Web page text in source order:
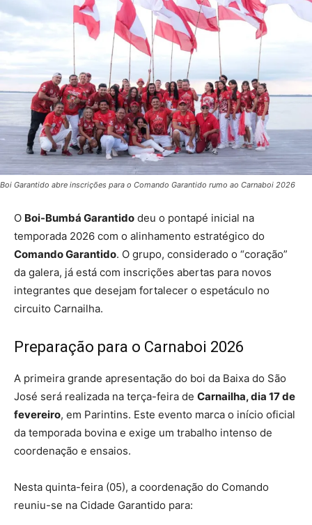
Boi Garantido abre inscrições para o Comando Garantido rumo ao Carnaboi 2026
O Boi-Bumbá Garantido deu o pontapé inicial na
temporada 2026 com o alinhamento estratégico do
Comando Garantido. O grupo, considerado o “coração”
da galera, já está com inscrições abertas para novos
integrantes que desejam fortalecer o espetáculo no
circuito Carnailha.
Preparação para o Carnaboi 2026
A primeira grande apresentação do boi da Baixa do São
José será realizada na terça-feira de Carnailha, dia 17 de
fevereiro, em Parintins. Este evento marca o início oficial
da temporada bovina e exige um trabalho intenso de
coordenação e ensaios.
Nesta quinta-feira (05), a coordenação do Comando
reuniu-se na Cidade Garantido para: